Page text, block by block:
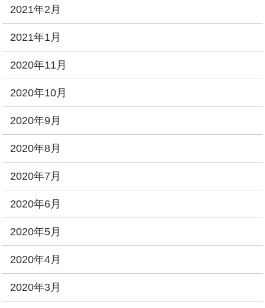
2021年2月
2021年1月
2020年11月
2020年10月
2020年9月
2020年8月
2020年7月
2020年6月
2020年5月
2020年4月
2020年3月